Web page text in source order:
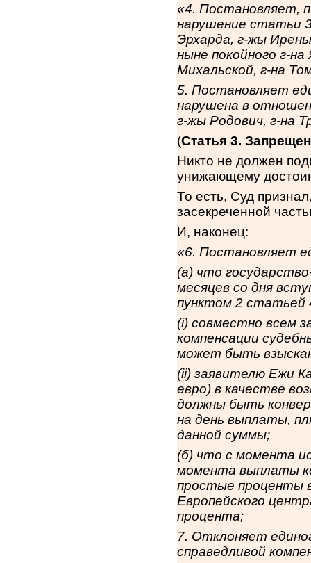
«4. Постановляет,
нарушение статьи
Эрхарда, г-жы
ныне покойного г-
Михальской, г-на
5. Постановляет
нарушена в
г-жы Родович, г-на
(Статья 3.
Никто не должен
унижающему
То есть, Суд
засекреченной
И, наконец:
«6. Постановляет
(a) что
месяцев со дня
пунктом 2 статьей
(i) совместно всем
компенсации
может быть
(ii) заявителю Ежи
евро) в качестве
должны быть
на день выплаты,
данной суммы;
(б) что с момента
момента выплаты
простые проценты
Европейского
процента;
7. Отклоняет
справедливой